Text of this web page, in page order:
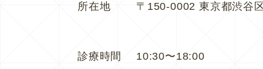
所在地 〒150-0002 東京都渋谷
診療時間 10:30〜18:00